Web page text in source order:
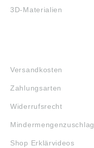
3D-Materialien
Versandkosten
Zahlungsarten
Widerrufsrecht
Mindermengenzuschlag
Shop Erklärvideos